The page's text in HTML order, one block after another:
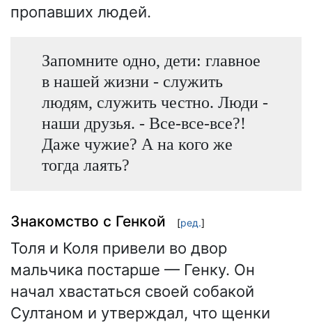
пропавших людей.
Запомните одно, дети: главное
в нашей жизни - служить
людям, служить честно. Люди -
наши друзья. - Все-все-все?!
Даже чужие? А на кого же
тогда лаять?
Знакомство с Генкой [ред.]
Толя и Коля привели во двор
мальчика постарше — Генку. Он
начал хвастаться своей собакой
Султаном и утверждал, что щенки